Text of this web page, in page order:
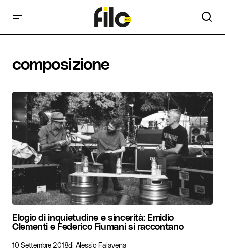
composizione
Elogio di inquietudine e sincerità: Emidio
Clementi e Federico Fiumani si raccontano
10 Settembre 2018di Alessio Falavena